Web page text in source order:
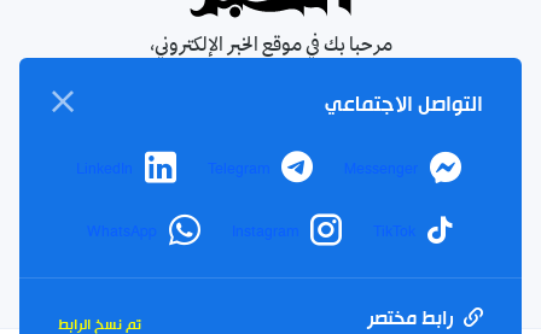
مرحبا بك في موقع الخبر الإلكتروني،
الإشتراك في النشرة البريدية
بإشتراكك معنا ستتمكن من الحصول على آخر الأخبار التي سيتم
نشرها في الموقع
بريدك
الالكتروني
التواصل الاجتماعي
Messenger
Telegram
LinkedIn
TikTok
Instagram
WhatsApp
رابط مختصر تم نسخ الرابط